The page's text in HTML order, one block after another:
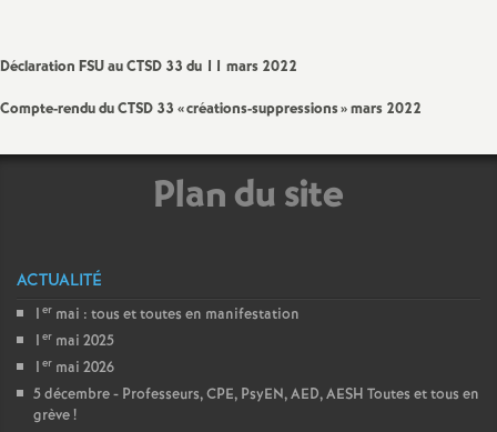
o
l
Déclaration FSU au CTSD 33 du 11 mars 2022
Compte-rendu du CTSD 33 «créations-suppressions» mars 2022
Plan du site
ACTUALITÉ
1 er mai : tous et toutes en manifestation
1 er mai 2025
1 er mai 2026
5 décembre - Professeurs, CPE, PsyEN, AED, AESH Toutes et tous en
grève!